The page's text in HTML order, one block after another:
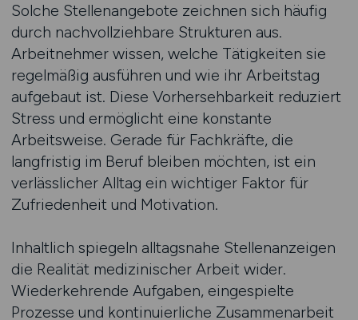
Solche Stellenangebote zeichnen sich häufig
durch nachvollziehbare Strukturen aus.
Arbeitnehmer wissen, welche Tätigkeiten sie
regelmäßig ausführen und wie ihr Arbeitstag
aufgebaut ist. Diese Vorhersehbarkeit reduziert
Stress und ermöglicht eine konstante
Arbeitsweise. Gerade für Fachkräfte, die
langfristig im Beruf bleiben möchten, ist ein
verlässlicher Alltag ein wichtiger Faktor für
Zufriedenheit und Motivation.
Inhaltlich spiegeln alltagsnahe Stellenanzeigen
die Realität medizinischer Arbeit wider.
Wiederkehrende Aufgaben, eingespielte
Prozesse und kontinuierliche Zusammenarbeit